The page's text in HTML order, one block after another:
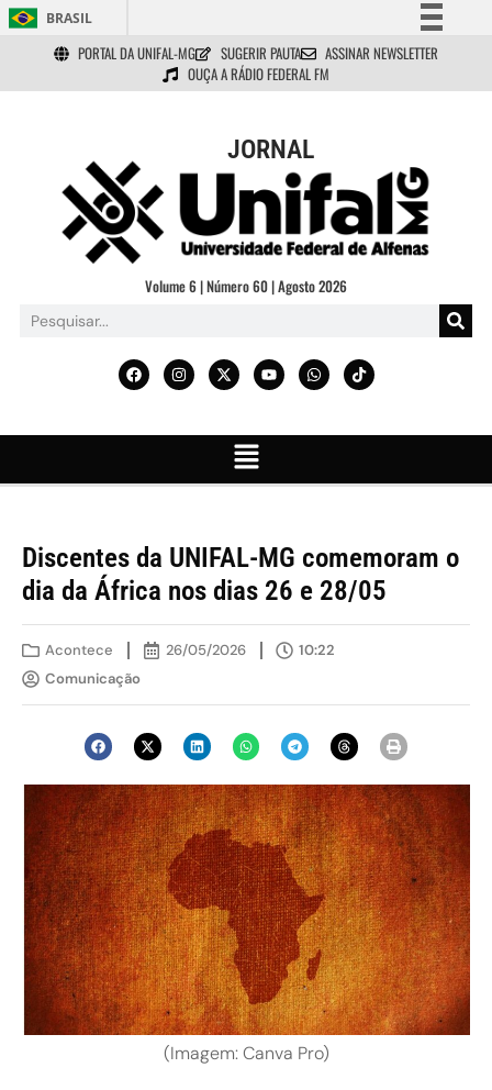
BRASIL
Simplifique!
Comunica BR
Acesso à informação
Legislação
Canais
PORTAL DA UNIFAL-MG SUGERIR PAUTA
ASSINAR NEWSLETTER
OUÇA A RÁDIO FEDERAL FM
JORNAL
Volume 6 | Número 60 | Agosto 2026
Discentes da UNIFAL-MG comemoram o
dia da África nos dias 26 e 28/05
Acontece 26/05/2026
10:22
Comunicação
(Imagem: Canva Pro)